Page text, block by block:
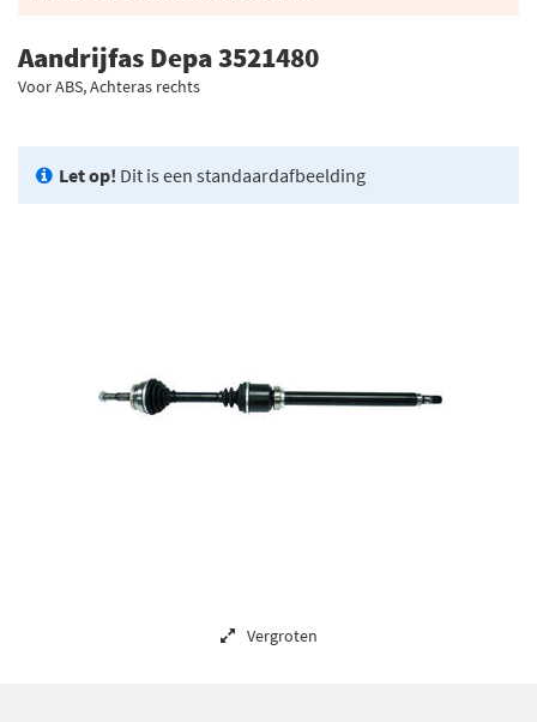
Aandrijfas Depa 3521480
Voor ABS, Achteras rechts
Let op! Dit is een standaardafbeelding
Vergroten